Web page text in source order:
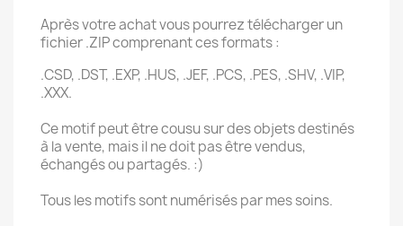
Après votre achat vous pourrez télécharger un
fichier .ZIP comprenant ces formats :
.CSD, .DST, .EXP, .HUS, .JEF, .PCS, .PES, .SHV, .VIP,
.XXX.
Ce motif peut être cousu sur des objets destinés
à la vente, mais il ne doit pas être vendus,
échangés ou partagés. :)
Tous les motifs sont numérisés par mes soins.